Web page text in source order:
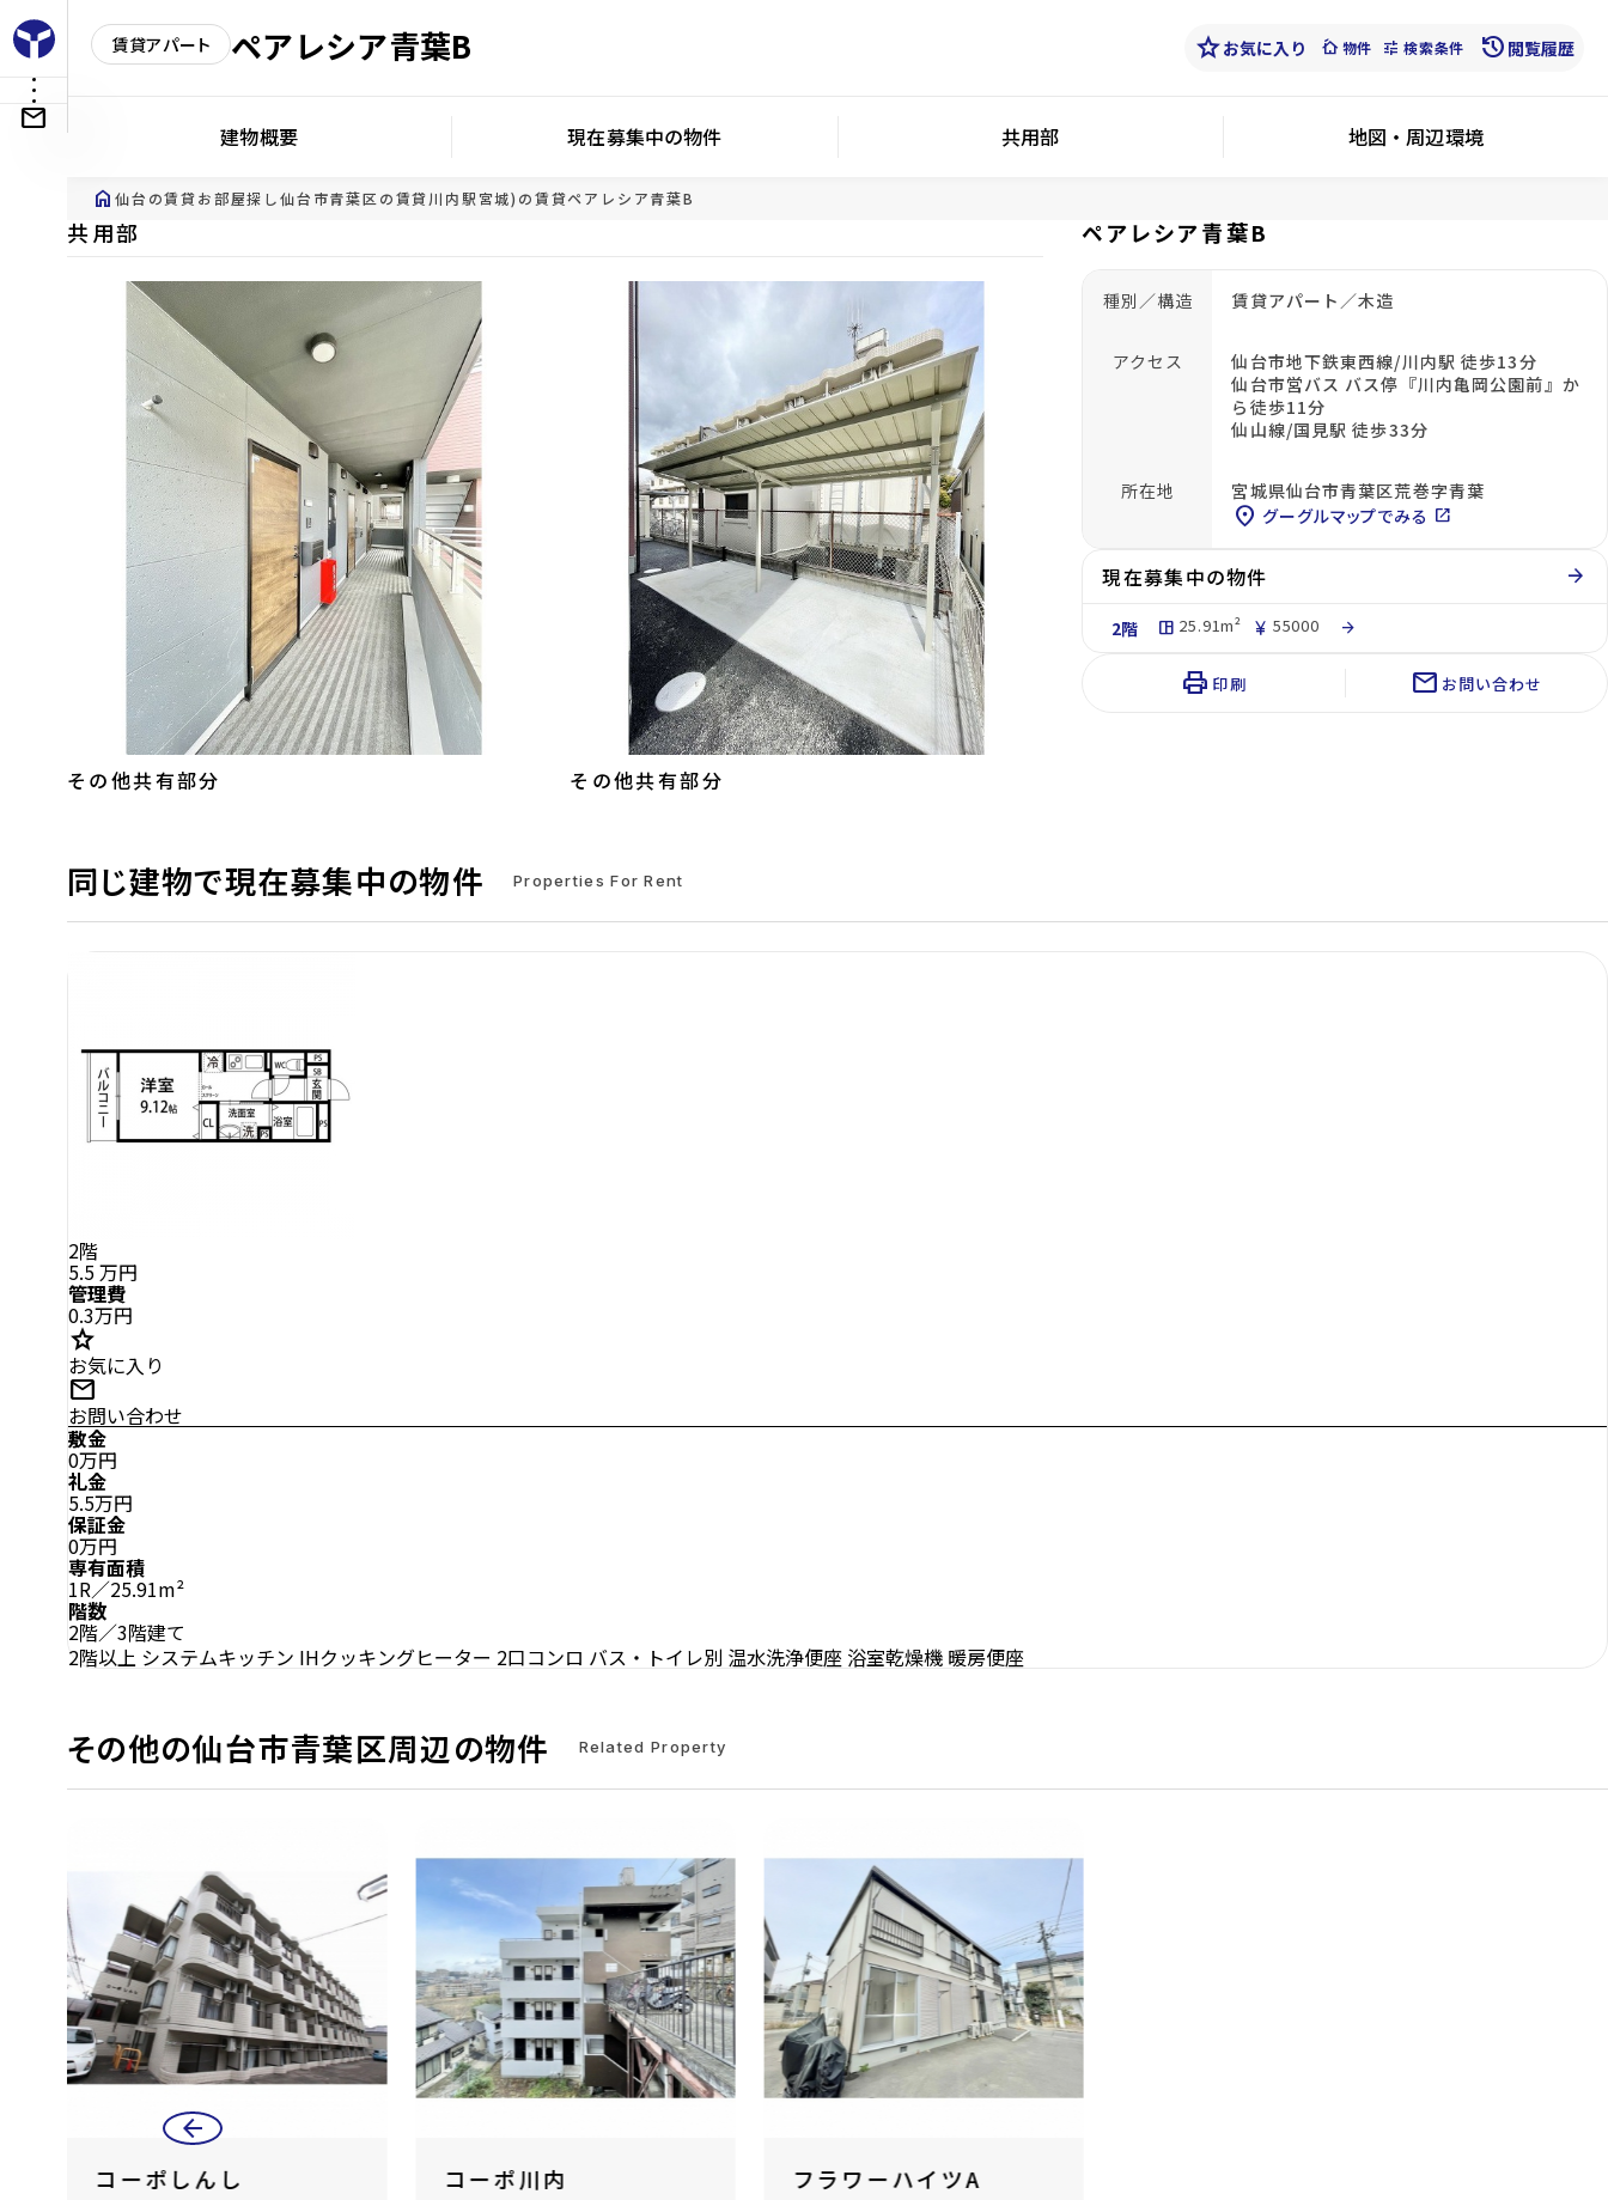
賃貸アパート ペアレシア青葉B starお気に入り cottage物件 tune 検索条件 history 閲覧履歴
建物概要 現在募集中の物件 共用部 地図・周辺環境
home 仙台の賃貸お部屋探し仙台市青葉区の賃貸川内駅宮城)の賃貸ペアレシア青葉B
ペアレシア青葉B
種別／構造 賃貸アパート／木造
アクセス
仙台市地下鉄東西線/川内駅 徒歩13分
仙台市営バス バス停『川内亀岡公園前』か
ら徒歩11分
仙山線/国見駅 徒歩33分
所在地 宮城県仙台市青葉区荒巻字青葉
location_on グーグルマップでみる open_in_new
現在募集中の物件 arrow_forward
2階 space_dashboard 25.91m² currency_yen 55000 arrow_forward
print 印刷 mail お問い合わせ
共用部
その他共有部分 その他共有部分
同じ建物で現在募集中の物件 Properties For Rent
2階
5.5万円
管理費
0.3万円
star
お気に入り
mail
お問い合わせ
敷金
0万円
礼金
5.5万円
保証金
0万円
専有面積
1R／25.91m²
階数
2階／3階建て
2階以上 システムキッチン IHクッキングヒーター 2口コンロ バス・トイレ別 温水洗浄便座 浴室乾燥機 暖房便座
その他の仙台市青葉区周辺の物件 Related Property
arrow_back
コーポしんし コーポ川内 フラワーハイツA